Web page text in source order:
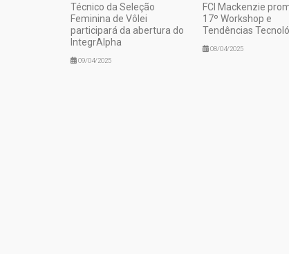
Técnico da Seleção
Feminina de Vôlei
participará da abertura do
IntegrAlpha
09/04/2025
FCI Mackenzie
17º Workshop e
Tendências
08/04/2025